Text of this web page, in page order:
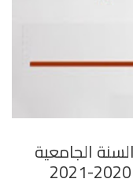
الجامعية